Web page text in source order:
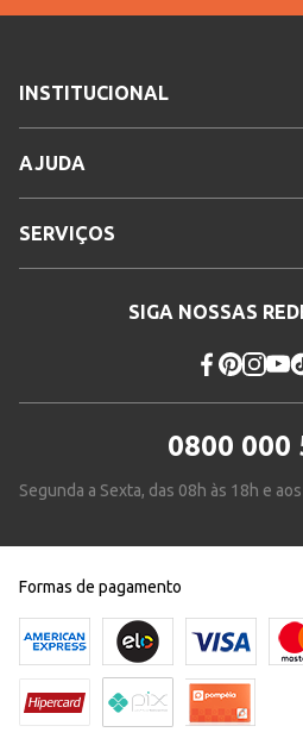
INSTITUCIONAL
AJUDA
SERVIÇOS
SIGA NOSSAS
0800 000
Segunda a Sexta, das 08h às 18h e
Formas de pagamento